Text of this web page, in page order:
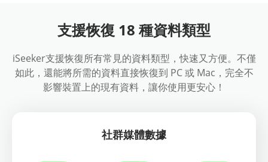
支援恢復 18 種資料類型
iSeeker支援恢復所有常見的資料類型，快速又方便。不僅
如此，還能將所需的資料直接恢復到 PC 或 Mac，完全不
影響裝置上的現有資料，讓你使用更安心！
社群媒體數據